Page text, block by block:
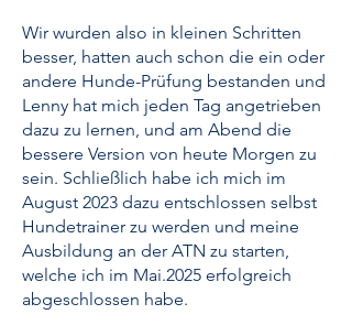
Wir wurden also in kleinen Schritten
besser, hatten auch schon die ein oder
andere Hunde-Prüfung bestanden und
Lenny hat mich jeden Tag angetrieben
dazu zu lernen, und am Abend die
bessere Version von heute Morgen zu
sein. Schließlich habe ich mich im
August 2023 dazu entschlossen selbst
Hundetrainer zu werden und meine
Ausbildung an der ATN zu starten,
welche ich im Mai.2025 erfolgreich
abgeschlossen habe.